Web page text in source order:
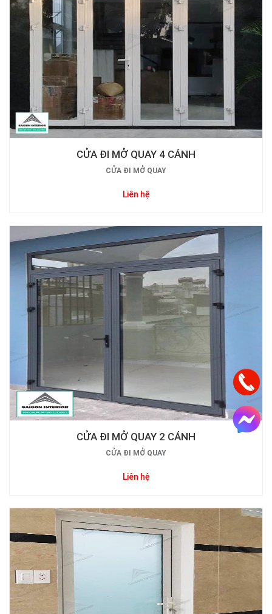
CỬA ĐI MỞ QUAY 4 CÁNH
CỬA ĐI MỞ QUAY
Liên hệ
CỬA ĐI MỞ QUAY 2 CÁNH
CỬA ĐI MỞ QUAY
Liên hệ